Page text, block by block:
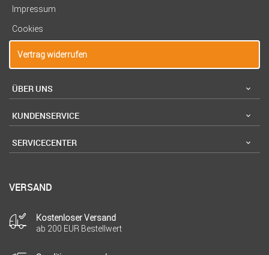
Impressum
Cookies
Vertrag widerrufen
ÜBER UNS
KUNDENSERVICE
SERVICECENTER
VERSAND
Kostenloser Versand
ab 200 EUR Bestellwert